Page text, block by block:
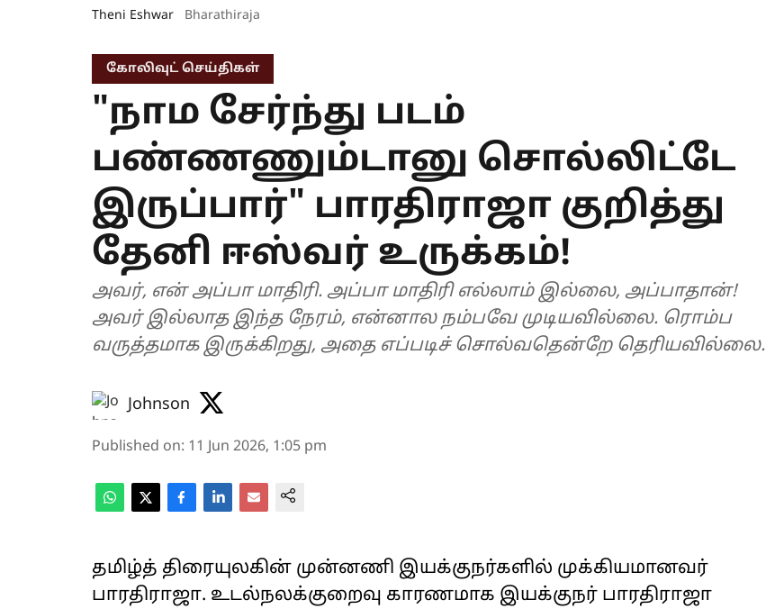
Theni Eshwar Bharathiraja
கோலிவுட் செய்திகள்
"நாம சேர்ந்து படம்
பண்ணணும்டானு சொல்லிட்டே
இருப்பார்" பாரதிராஜா குறித்து
தேனி ஈஸ்வர் உருக்கம்!
அவர், என் அப்பா மாதிரி. அப்பா மாதிரி எல்லாம் இல்லை, அப்பாதான்!
அவர் இல்லாத இந்த நேரம், என்னால நம்பவே முடியவில்லை. ரொம்ப
வருத்தமாக இருக்கிறது, அதை எப்படிச் சொல்வதென்றே தெரியவில்லை.
Johnson
Published on: 11 Jun 2026, 1:05 pm
தமிழ்த் திரையுலகின் முன்னணி இயக்குநர்களில் முக்கியமானவர்
பாரதிராஜா. உடல்நலக்குறைவு காரணமாக இயக்குநர் பாரதிராஜா